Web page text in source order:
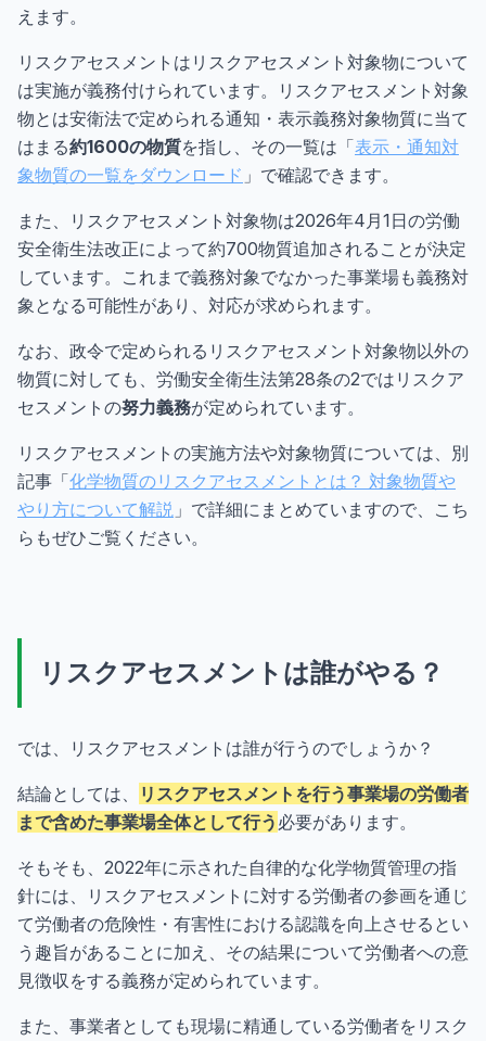
えます。
リスクアセスメントはリスクアセスメント対象物について
は実施が義務付けられています。リスクアセスメント対象
物とは安衛法で定められる通知・表示義務対象物質に当て
はまる約1600の物質を指し、その一覧は「表示・通知対
象物質の一覧をダウンロード 」で確認できます。
また、リスクアセスメント対象物は2026年4月1日の労働
安全衛生法改正によって約700物質追加されることが決定
しています。これまで義務対象でなかった事業場も義務対
象となる可能性があり、対応が求められます。
なお、政令で定められるリスクアセスメント対象物以外の
物質に対しても、労働安全衛生法第28条の2ではリスクア
セスメントの努力義務が定められています。
リスクアセスメントの実施方法や対象物質については、別
記事「化学物質のリスクアセスメントとは？ 対象物質や
やり方について解説 」で詳細にまとめていますので、こち
らもぜひご覧ください。
リスクアセスメントは誰がやる？
では、リスクアセスメントは誰が行うのでしょうか？
結論としては、
リスクアセスメントを行う事業場の労働者
まで含めた事業場全体として行う 必要があります。
そもそも、2022年に示された自律的な化学物質管理の指
針には、リスクアセスメントに対する労働者の参画を通じ
て労働者の危険性・有害性における認識を向上させるとい
う趣旨があることに加え、その結果について労働者への意
見徴収をする義務が定められています。
また、事業者としても現場に精通している労働者をリスク